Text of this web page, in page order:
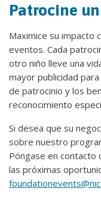
Patrocine
Maximice su impacto
eventos. Cada
otro niño lleve una
mayor publicidad
de patrocinio y los
reconocimiento
Si desea que su
sobre nuestro
Póngase en contacto
las próximas